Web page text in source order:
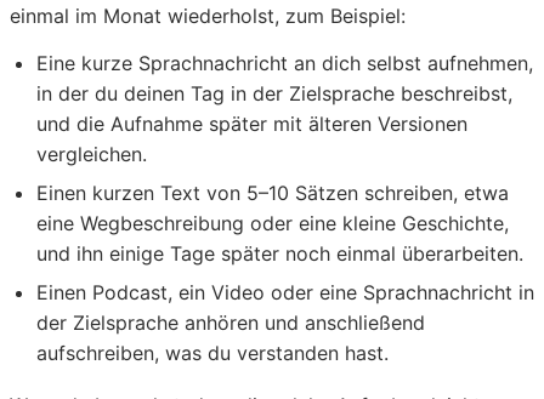
einmal im Monat wiederholst, zum Beispiel:
Eine kurze Sprachnachricht an dich selbst aufnehmen,
in der du deinen Tag in der Zielsprache beschreibst,
und die Aufnahme später mit älteren Versionen
vergleichen.
Einen kurzen Text von 5–10 Sätzen schreiben, etwa
eine Wegbeschreibung oder eine kleine Geschichte,
und ihn einige Tage später noch einmal überarbeiten.
Einen Podcast, ein Video oder eine Sprachnachricht in
der Zielsprache anhören und anschließend
aufschreiben, was du verstanden hast.